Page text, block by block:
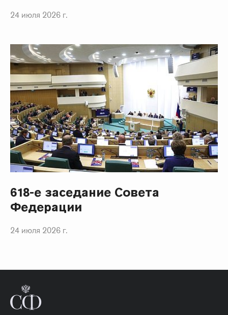
24 июля 2026 г.
618-е заседание Совета
Федерации
24 июля 2026 г.